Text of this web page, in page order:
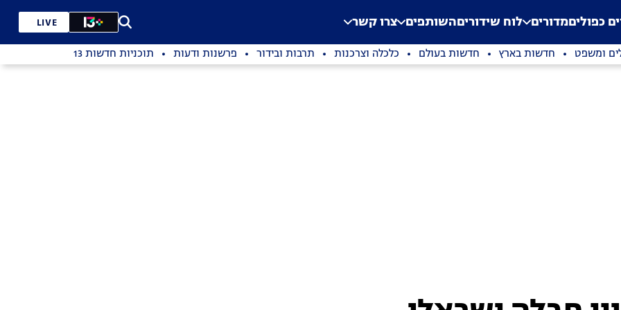
Application error: a
. כפוליםמדורים לוח שידוריםהשותפים צרו קשר LIVE
ומשפט חדשות בארץ חדשות בעולם כלכלה וצרכנות תרבות ובידור פרשנות ודעות תוכניות חדשות 13